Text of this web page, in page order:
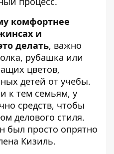
комфортнее
и
делать, важно
рубашка или
цветов,
детей от учебы.
к тем семьям, у
средств, чтобы
делового стиля.
был просто опрятно
Кизиль.